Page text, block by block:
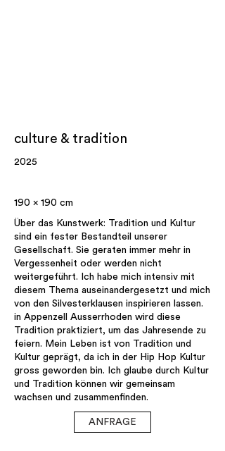
culture & tradition
2025
190 x 190 cm
Über das Kunstwerk: Tradition und Kultur
sind ein fester Bestandteil unserer
Gesellschaft. Sie geraten immer mehr in
Vergessenheit oder werden nicht
weitergeführt. Ich habe mich intensiv mit
diesem Thema auseinandergesetzt und mich
von den Silvesterklausen inspirieren lassen.
in Appenzell Ausserrhoden wird diese
Tradition praktiziert, um das Jahresende zu
feiern. Mein Leben ist von Tradition und
Kultur geprägt, da ich in der Hip Hop Kultur
gross geworden bin. Ich glaube durch Kultur
und Tradition können wir gemeinsam
wachsen und zusammenfinden.
ANFRAGE